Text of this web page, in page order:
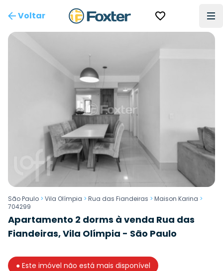
Voltar
São Paulo > Vila Olímpia > Rua das Fiandeiras > Maison Karina >
704299
Apartamento 2 dorms à venda Rua das
Fiandeiras, Vila Olímpia - São Paulo
● Este imóvel não está mais disponível